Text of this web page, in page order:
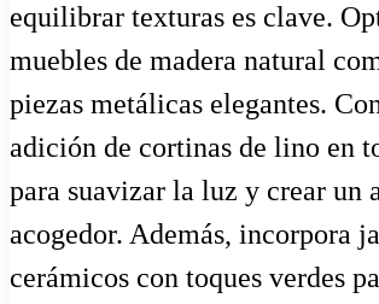
equilibrar texturas es clave.
muebles de madera natural
piezas metálicas elegantes.
adición de cortinas de lino en
para suavizar la luz y crear un
acogedor. Además, incorpora
cerámicos con toques verdes